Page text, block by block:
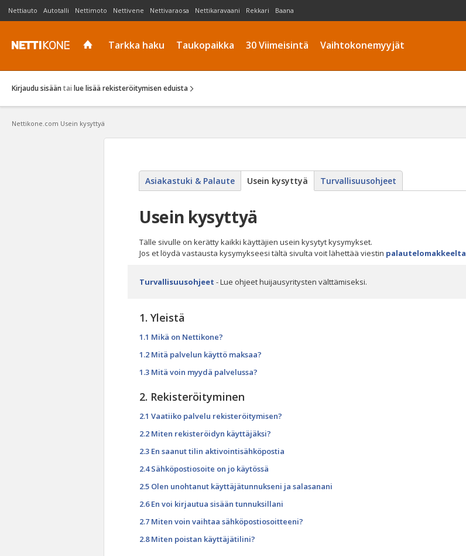
Nettiauto Autotalli Nettimoto Nettivene Nettivaraosa Nettikaravaani Rekkari Baana
Tarkka haku Taukopaikka 30 Viimeisintä Vaihtokonemyyjät
Kirjaudu sisään tai lue lisää rekisteröitymisen eduista
Nettikone.com Usein kysyttyä
Asiakastuki & Palaute Usein kysyttyä Turvallisuusohjeet
Usein kysyttyä
Tälle sivulle on kerätty kaikki käyttäjien usein kysytyt kysymykset.
Jos et löydä vastausta kysymykseesi tältä sivulta voit lähettää viestin palautelomakkeelta
Turvallisuusohjeet - Lue ohjeet huijausyritysten välttämiseksi.
1. Yleistä
1.1 Mikä on Nettikone?
1.2 Mitä palvelun käyttö maksaa?
1.3 Mitä voin myydä palvelussa?
2. Rekisteröityminen
2.1 Vaatiiko palvelu rekisteröitymisen?
2.2 Miten rekisteröidyn käyttäjäksi?
2.3 En saanut tilin aktivointisähköpostia
2.4 Sähköpostiosoite on jo käytössä
2.5 Olen unohtanut käyttäjätunnukseni ja salasanani
2.6 En voi kirjautua sisään tunnuksillani
2.7 Miten voin vaihtaa sähköpostiosoitteeni?
2.8 Miten poistan käyttäjätilini?